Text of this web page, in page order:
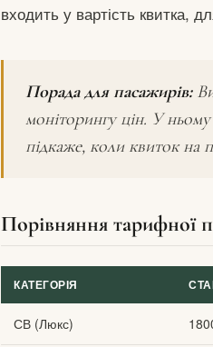
входить у вартість квитка,
Порада для пасажирів:
моніторингу цін. У ньому
підкаже, коли квиток на
Порівняння тарифної
КАТЕГОРІЯ
СВ (Люкс)